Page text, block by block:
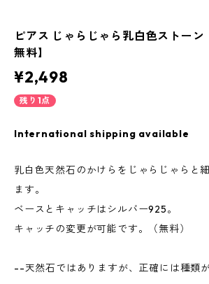
ピアス じゃらじゃら乳白色ストーン
無料】
¥2,498
残り1点
International shipping available
乳白色天然石のかけらをじゃらじゃらと
ます。
ベースとキャッチはシルバー925。
キャッチの変更が可能です。（無料）
--天然石ではありますが、正確には種類が